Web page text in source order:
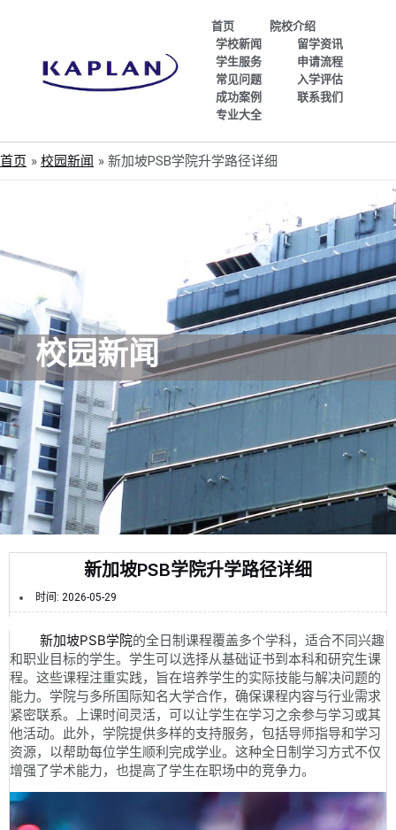
首页
院校介绍
学校新闻
留学资讯
学生服务
申请流程
常见问题
入学评估
成功案例
联系我们
专业大全
首页 校园新闻 新加坡PSB学院升学路径详细
校园新闻
新加坡PSB学院升学路径详细
时间: 2026-05-29
新加坡PSB学院的全日制课程覆盖多个学科，适合不同兴趣
和职业目标的学生。学生可以选择从基础证书到本科和研究生课
程。这些课程注重实践，旨在培养学生的实际技能与解决问题的
能力。学院与多所国际知名大学合作，确保课程内容与行业需求
紧密联系。上课时间灵活，可以让学生在学习之余参与学习或其
他活动。此外，学院提供多样的支持服务，包括导师指导和学习
资源，以帮助每位学生顺利完成学业。这种全日制学习方式不仅
增强了学术能力，也提高了学生在职场中的竞争力。